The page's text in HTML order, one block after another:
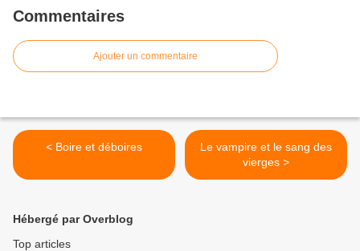
Commentaires
Ajouter un commentaire
< Boire et déboires
Le vampire et le sang des
vierges >
Hébergé par Overblog
Top articles